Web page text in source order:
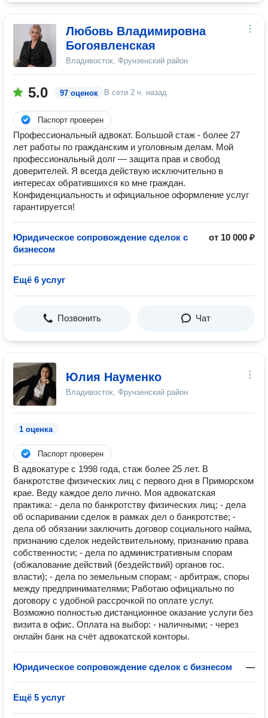
Любовь Владимировна
Богоявленская
Владивосток, Фрунзенский район
5.0 97 оценок В сети 2 ч. назад
Паспорт проверен
Профессиональный адвокат. Большой стаж - более 27
лет работы по гражданским и уголовным делам. Мой
профессиональный долг — защита прав и свобод
доверителей. Я всегда действую исключительно в
интересах обратившихся ко мне граждан.
Конфиденциальность и официальное оформление услуг
гарантируется!
Юридическое сопровождение сделок с
бизнесом
от 10 000 ₽
Ещё 6 услуг
Позвонить Чат
Юлия Науменко
Владивосток, Фрунзенский район
1 оценка
Паспорт проверен
В адвокатуре с 1998 года, стаж более 25 лет. В
банкротстве физических лиц с первого дня в Приморском
крае. Веду каждое дело лично. Моя адвокатская
практика: - дела по банкротству физических лиц; - дела
об оспаривании сделок в рамках дел о банкротстве; -
дела об обязании заключить договор социального найма,
признанию сделок недействительному, признанию права
собственности; - дела по административным спорам
(обжалование действий (бездействий) органов гос.
власти); - дела по земельным спорам; - арбитраж, споры
между предпринимателями; Работаю официально по
договору с удобной рассрочкой по оплате услуг.
Возможно полностью дистанционное оказание услуги без
визита в офис. Оплата на выбор: - наличными; - через
онлайн банк на счёт адвокатской конторы.
Юридическое сопровождение сделок с бизнесом —
Ещё 5 услуг